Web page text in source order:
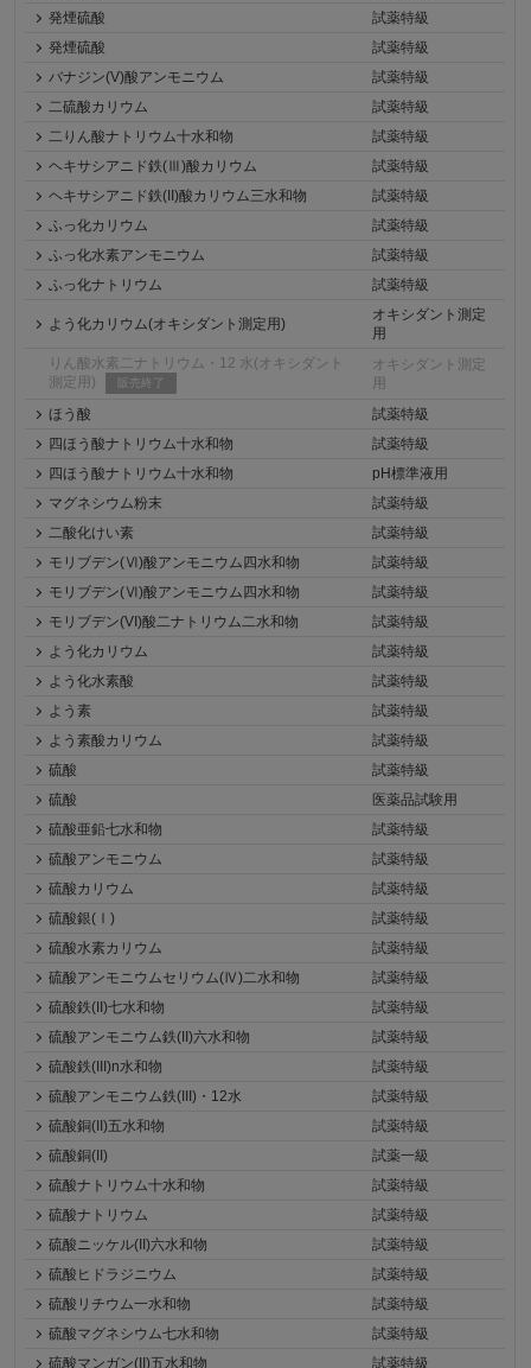
発煙硫酸
試薬特級
発煙硫酸
試薬特級
バナジン(V)酸アンモニウム
試薬特級
二硫酸カリウム
試薬特級
二りん酸ナトリウム十水和物
試薬特級
ヘキサシアニド鉄(Ⅲ)酸カリウム
試薬特級
ヘキサシアニド鉄(II)酸カリウム三水和物
試薬特級
ふっ化カリウム
試薬特級
ふっ化水素アンモニウム
試薬特級
ふっ化ナトリウム
試薬特級
よう化カリウム(オキシダント測定用)
オキシダント測定
用
りん酸水素二ナトリウム・12 水(オキシダント
測定用)
販売終了
オキシダント測定
用
ほう酸
試薬特級
四ほう酸ナトリウム十水和物
試薬特級
四ほう酸ナトリウム十水和物
pH標準液用
マグネシウム粉末
試薬特級
二酸化けい素
試薬特級
モリブデン(Ⅵ)酸アンモニウム四水和物
試薬特級
モリブデン(Ⅵ)酸アンモニウム四水和物
試薬特級
モリブデン(VI)酸二ナトリウム二水和物
試薬特級
よう化カリウム
試薬特級
よう化水素酸
試薬特級
よう素
試薬特級
よう素酸カリウム
試薬特級
硫酸
試薬特級
硫酸
医薬品試験用
硫酸亜鉛七水和物
試薬特級
硫酸アンモニウム
試薬特級
硫酸カリウム
試薬特級
硫酸銀(Ⅰ)
試薬特級
硫酸水素カリウム
試薬特級
硫酸アンモニウムセリウム(Ⅳ)二水和物
試薬特級
硫酸鉄(II)七水和物
試薬特級
硫酸アンモニウム鉄(II)六水和物
試薬特級
硫酸鉄(III)n水和物
試薬特級
硫酸アンモニウム鉄(III)・12水
試薬特級
硫酸銅(II)五水和物
試薬特級
硫酸銅(II)
試薬一級
硫酸ナトリウム十水和物
試薬特級
硫酸ナトリウム
試薬特級
硫酸ニッケル(II)六水和物
試薬特級
硫酸ヒドラジニウム
試薬特級
硫酸リチウム一水和物
試薬特級
硫酸マグネシウム七水和物
試薬特級
硫酸マンガン(II)五水和物
試薬特級